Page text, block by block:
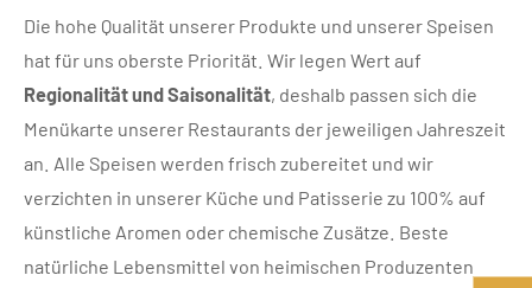
Die hohe Qualität unserer Produkte und unserer Speisen
hat für uns oberste Priorität. Wir legen Wert auf
Regionalität und Saisonalität, deshalb passen sich die
Menükarte unserer Restaurants der jeweiligen Jahreszeit
an. Alle Speisen werden frisch zubereitet und wir
verzichten in unserer Küche und Patisserie zu 100% auf
künstliche Aromen oder chemische Zusätze. Beste
natürliche Lebensmittel von heimischen Produzenten